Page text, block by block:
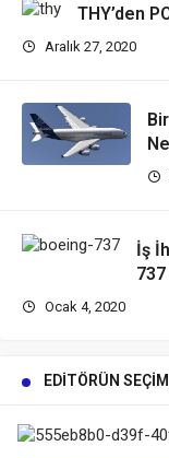
THY’den
Aralık 27, 2020
İş
737
Ocak 4, 2020
EDITÖRÜN